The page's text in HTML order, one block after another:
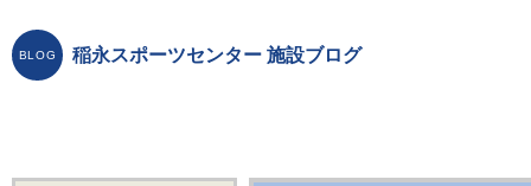
稲永スポーツセンター 施設ブログ